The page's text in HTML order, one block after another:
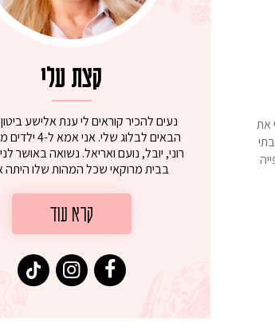
את
קצת עלי
נעים להכיר קוראים לי ענת אלישע ביטון
הבאים לבלוג שלי.
רוני, יובל, נועם ואריאל. נשואה באושר
בבית מרוקאי שכל המהות שלו היתה
קרא עוד